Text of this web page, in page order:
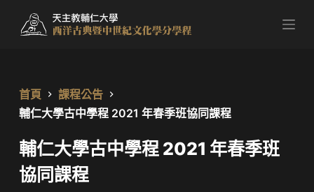
至
內
容
首頁
課程公告
輔仁大學古中學程 2021 年春季班協同課程
輔仁大學古中學程 2021 年春季班
協同課程